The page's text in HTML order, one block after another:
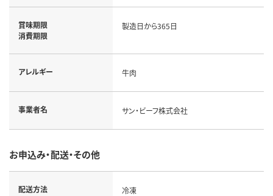
賞味期限
消費期限
製造日から365日
アレルギー 牛肉
事業者名 サン・ビーフ株式会社
お申込み・配送・その他
配送方法 冷凍